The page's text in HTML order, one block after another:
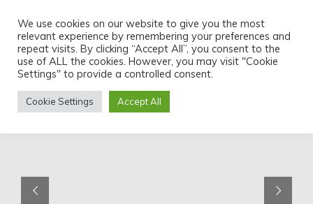
content
We use cookies on our website to give you the most
relevant experience by remembering your preferences and
repeat visits. By clicking “Accept All”, you consent to the
use of ALL the cookies. However, you may visit "Cookie
Settings" to provide a controlled consent.
Cookie Settings Accept All